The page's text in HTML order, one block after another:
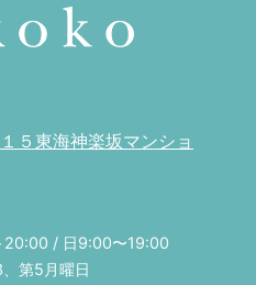
５東海神楽坂マンショ
20:00 / 日9:00〜19:00
第5月曜日